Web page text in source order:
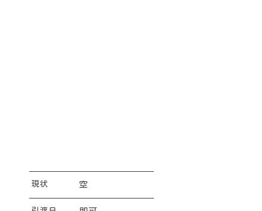
現状 空